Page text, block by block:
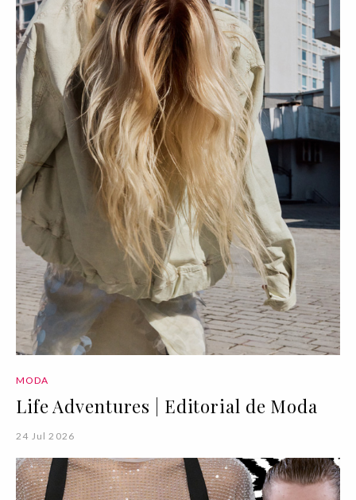
MODA
Life Adventures | Editorial de Moda
24 Jul 2026